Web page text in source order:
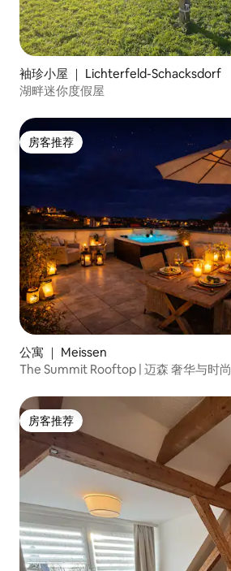
袖珍小屋 ｜ Lichterfeld-Schacksdorf
湖畔迷你度假屋
房客推荐
房客推荐
公寓 ｜ Meissen
The Summit Rooftop | 迈森 奢华与时尚
房客推荐
房客推荐